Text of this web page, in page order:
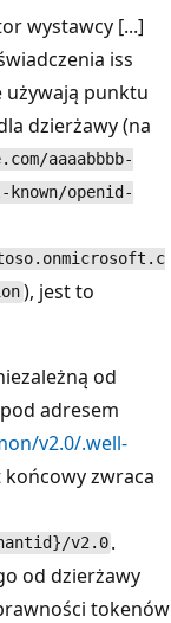
wystawcy [...]
iss
używają punktu
dzierżawy (na
aaaabbbb-
known/openid-
), jest to
od
adresem
v2.0/.well-
końcowy zwraca
v2.0 .
od dzierżawy
tokenów